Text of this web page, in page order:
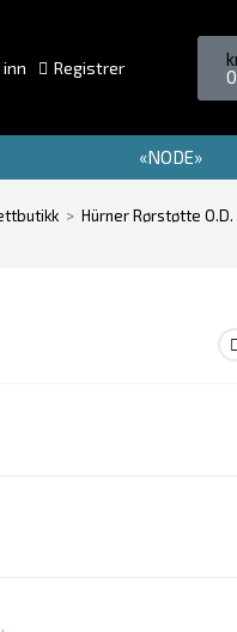
inn Registrer
0
«NODE»
> Hürner Rørstøtte